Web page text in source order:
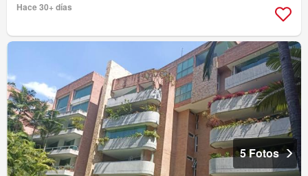
Hace 30+ días
5 Fotos